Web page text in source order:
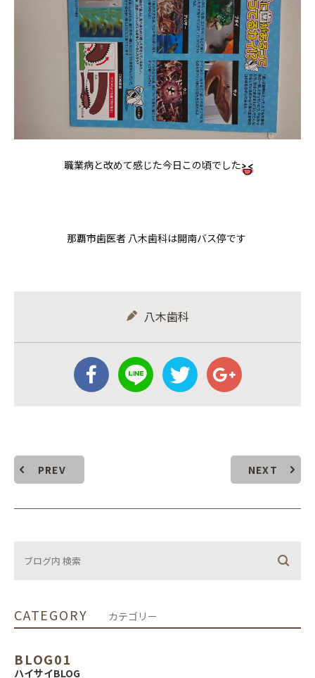
職業病と改めて感じた今日この頃でした
那覇市歯医者 八木歯科は開南バス停です
八木歯科
PREV NEXT
CATEGORY カテゴリー
BLOG01
ハイサイBLOG